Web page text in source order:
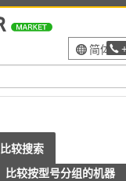
简体中
比较搜索
比较按型号分组的机器